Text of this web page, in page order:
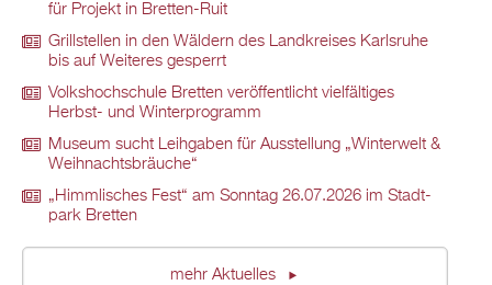
für Pro­jekt in Brett­en-Ruit
Grill­stel­len in den Wäl­dern des Land­krei­ses Karls­ru­he
bis auf Wei­te­res ge­sperrt
Volks­hoch­schu­le Brett­en ver­öf­fent­licht viel­fäl­ti­ges
Herbst- und Win­ter­pro­gramm
Mu­se­um sucht Leih­ga­ben für Aus­stel­lung „Win­ter­welt &
Weih­nachts­bräu­che“
„Himm­li­sches Fest“ am Sonn­tag 26.07.2026 im Stadt­
park Brett­en
mehr Ak­tu­el­les